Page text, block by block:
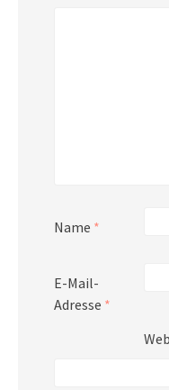
Name *
E-Mail-
Adresse *